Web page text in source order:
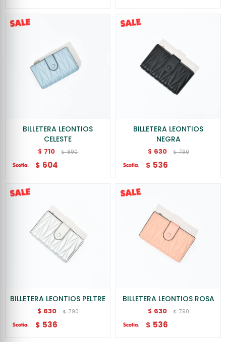
BILLETERA LEONTIOS
CELESTE
$ 710 $ 890
$ 604
BILLETERA LEONTIOS
NEGRA
$ 630 $ 790
$ 536
BILLETERA LEONTIOS PELTRE
$ 630 $ 790
$ 536
BILLETERA LEONTIOS ROSA
$ 630 $ 790
$ 536